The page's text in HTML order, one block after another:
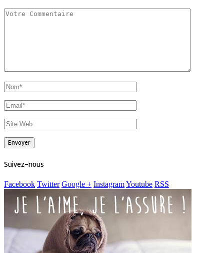
Suivez-nous
Facebook Twitter Google + InstagramYoutube RSS